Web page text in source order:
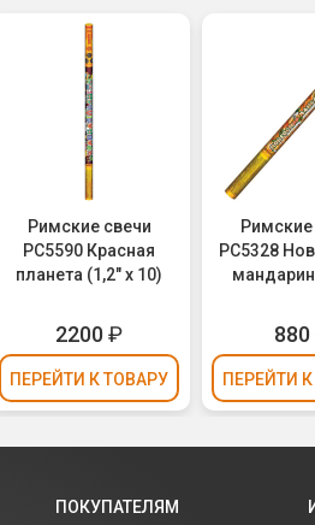
Римские свечи
РС5590 Красная
планета (1,2" х 10)
2200₽
ПЕРЕЙТИ К ТОВАРУ
Римские
РС5328
мандарин
880
ПЕРЕЙТИ
ПОКУПАТЕЛЯМ